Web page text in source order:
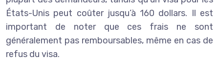
États-Unis peut coûter jusqu’à 160 dollars. Il est
important de noter que ces frais ne sont
généralement pas remboursables, même en cas de
refus du visa.